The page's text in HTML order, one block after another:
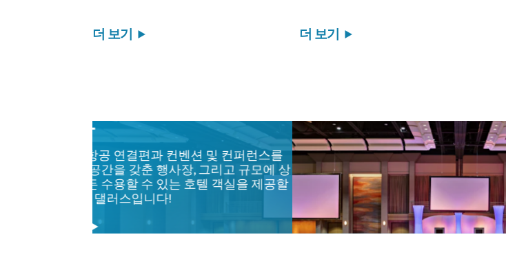
더 보기 더 보기
회의 및 행사
어디에서 훌륭한 항공 연결편과 컨벤션 및 컨퍼런스를
위한 넉넉한 회의 공간을 갖춘 행사장, 그리고 규모에 상
관없이 어떤 행사든 수용할 수 있는 호텔 객실을 제공할
수 있을까요? 바로 댈러스입니다!
자세히 알아보기